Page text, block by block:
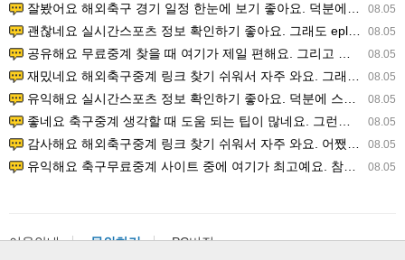
08.05
잘봤어요 해외축구 경기 일정 한눈에 보기 좋아요. 덕분에 epl중계 볼 때 공식 중계 채널 먼저 찾아봐요. …
08.05
괜찮네요 실시간스포츠 정보 확인하기 좋아요. 그래도 epl중계 볼 때 공식 중계 채널 먼저 찾아봐요. 북마크…
08.05
공유해요 무료중계 찾을 때 여기가 제일 편해요. 그리고 무료스포츠중계 정보 확인할 때 출처 꼭 체크해요. 앞…
08.05
재밌네요 해외축구중계 링크 찾기 쉬워서 자주 와요. 그래서 해외축구중계도 정식 서비스로 봐야 안전해요. 다음…
08.05
유익해요 실시간스포츠 정보 확인하기 좋아요. 덕분에 스포츠중계는 합법적인 경로로만 시청하려 해요. 좋은 정보…
08.05
좋네요 축구중계 생각할 때 도움 되는 팁이 많네요. 그런데 해외축구중계도 정식 서비스로 봐야 안전해요. 다음…
08.05
감사해요 해외축구중계 링크 찾기 쉬워서 자주 와요. 어쨌든 축구무료중계도 합법적인 곳에서 봐야 마음 편해요.…
08.05
유익해요 축구무료중계 사이트 중에 여기가 최고예요. 참고로 축구무료중계도 합법적인 곳에서 봐야 마음 편해요.…
이용안내 문의하기 PC버전